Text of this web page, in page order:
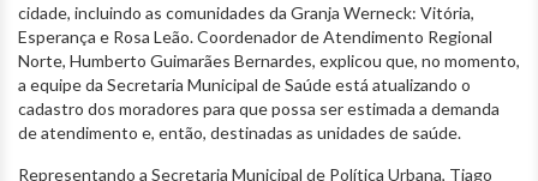
cidade, incluindo as comunidades da Granja Werneck: Vitória,
Esperança e Rosa Leão. Coordenador de Atendimento Regional
Norte, Humberto Guimarães Bernardes, explicou que, no momento,
a equipe da Secretaria Municipal de Saúde está atualizando o
cadastro dos moradores para que possa ser estimada a demanda
de atendimento e, então, destinadas as unidades de saúde.
Representando a Secretaria Municipal de Política Urbana, Tiago